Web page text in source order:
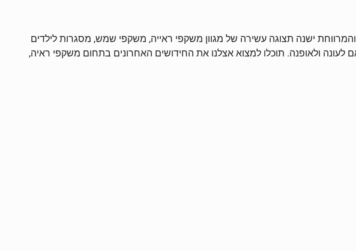
במרכז רמת גן. בחנות הנוחה והמרווחת ישנה תצוגה עשירה של מגוון משקפי ראייה, משקפי שמש, מסגרות לילדים
לעונה ולאופנה. תוכלו למצוא אצלנו את החידושים האחרונים בתחום משקפי ראיה,